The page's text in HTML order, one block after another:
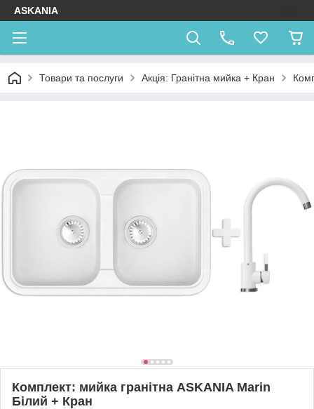
ASKANIA
Товари та послуги Акція: Гранітна мийка + Кран
Комплект: мийка гранітна ASKANIA Marin
Білий + Кран